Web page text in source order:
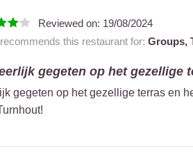
Reviewed on: 19/08/2024
recommends this restaurant for: Groups,
gegeten op het gezellige
gegeten op het gezellige terras en